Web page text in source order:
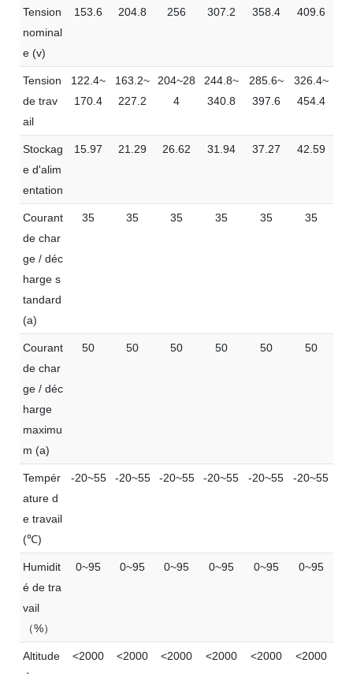
Tension
nominal
e (v)
153.6 204.8 256 307.2 358.4 409.6
Tension
de trav
ail
122.4~
170.4
163.2~
227.2
204~28
4
244.8~
340.8
285.6~
397.6
326.4~
454.4
Stockag
e d'alim
entation
15.97 21.29 26.62 31.94 37.27 42.59
Courant
de char
ge / déc
harge s
tandard
(a)
35 35 35 35 35 35
Courant
de char
ge / déc
harge
maximu
m (a)
50 50 50 50 50 50
Tempér
ature d
e travail
(℃)
-20~55 -20~55 -20~55 -20~55 -20~55 -20~55
Humidit
é de tra
vail
（%）
0~95 0~95 0~95 0~95 0~95 0~95
Altitude
<2000 <2000 <2000 <2000 <2000 <2000